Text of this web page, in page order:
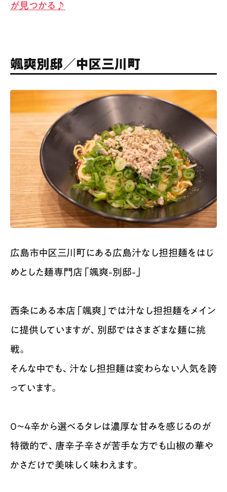
が見つかる♪
颯爽別邸／中区三川町
広島市中区三川町にある広島汁なし担担麺をはじ
めとした麺専門店「颯爽-別邸-」
西条にある本店「颯爽」では汁なし担担麺をメイン
に提供していますが、別邸ではさまざまな麺に挑
戦。
そんな中でも、汁なし担担麺は変わらない人気を誇
っています。
0〜4辛から選べるタレは濃厚な甘みを感じるのが
特徴的で、唐辛子辛さが苦手な方でも山椒の華や
かさだけで美味しく味わえます。